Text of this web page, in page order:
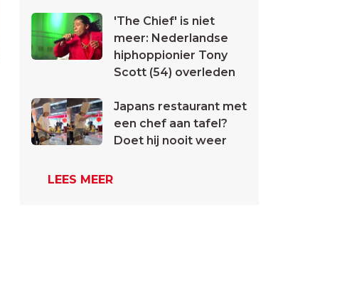
'The Chief' is niet
meer: Nederlandse
hiphoppionier Tony
Scott (54) overleden
Japans restaurant met
een chef aan tafel?
Doet hij nooit weer
LEES MEER